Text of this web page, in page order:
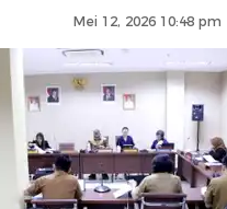
Mei 12, 2026 10:48 pm